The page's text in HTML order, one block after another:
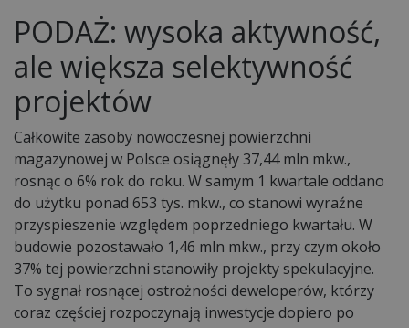
PODAŻ: wysoka aktywność,
ale większa selektywność
projektów
Całkowite zasoby nowoczesnej powierzchni
magazynowej w Polsce osiągnęły 37,44 mln mkw.,
rosnąc o 6% rok do roku. W samym 1 kwartale oddano
do użytku ponad 653 tys. mkw., co stanowi wyraźne
przyspieszenie względem poprzedniego kwartału. W
budowie pozostawało 1,46 mln mkw., przy czym około
37% tej powierzchni stanowiły projekty spekulacyjne.
To sygnał rosnącej ostrożności deweloperów, którzy
coraz częściej rozpoczynają inwestycje dopiero po